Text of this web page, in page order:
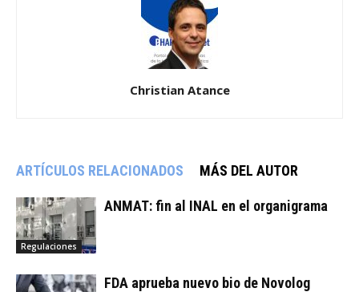
Christian Atance
ARTÍCULOS RELACIONADOS MÁS DEL AUTOR
Regulaciones
ANMAT: fin al INAL en el organigrama
FDA aprueba nuevo bio de Novolog